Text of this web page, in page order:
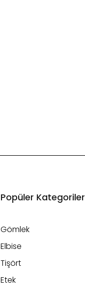
Popüler Kategoriler
Gömlek
Elbise
Tişört
Etek